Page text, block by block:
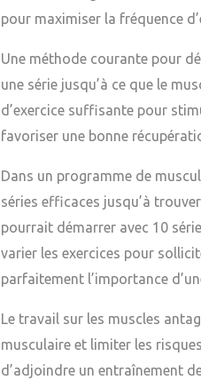
pour maximiser la fréquence
Une méthode courante pour
une série jusqu’à ce que le
d’exercice suffisante pour
favoriser une bonne
Dans un programme de
séries efficaces jusqu’à
pourrait démarrer avec 10
varier les exercices pour
parfaitement l’importance
Le travail sur les muscles
musculaire et limiter les
d’adjoindre un entraînement